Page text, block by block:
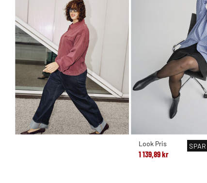
Look Pris
1 139,89 kr
SPAR